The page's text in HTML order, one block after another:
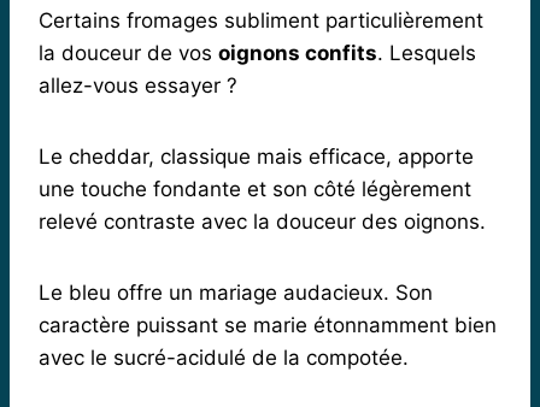
Certains fromages subliment particulièrement
la douceur de vos oignons confits. Lesquels
allez-vous essayer ?
Le cheddar, classique mais efficace, apporte
une touche fondante et son côté légèrement
relevé contraste avec la douceur des oignons.
Le bleu offre un mariage audacieux. Son
caractère puissant se marie étonnamment bien
avec le sucré-acidulé de la compotée.